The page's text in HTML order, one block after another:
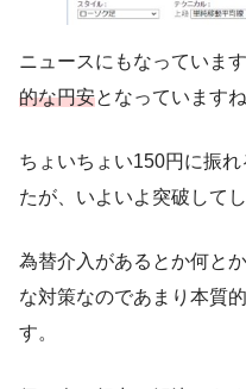
ニュースにもなっています
的な円安となっていますね
ちょいちょい150円に振
たが、いよいよ突破して
為替介入があるとか何と
な対策なのであまり本質
す。